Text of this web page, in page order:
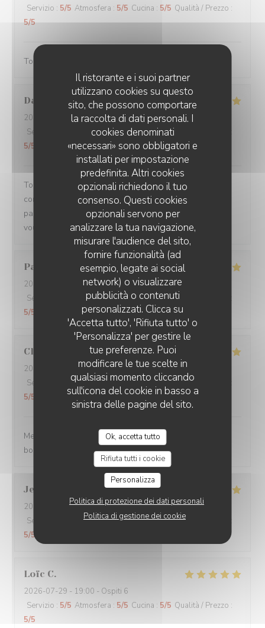
Il ristorante e i suoi partner
utilizzano cookies su questo
sito, che possono comportare
la raccolta di dati personali. I
cookies denominati
«necessari» sono obbligatori e
installati per impostazione
predefinita. Altri cookies
opzionali richiedono il tuo
consenso. Questi cookies
opzionali servono per
analizzare la tua navigazione,
misurare l'audience del sito,
fornire funzionalità (ad
esempio, legate ai social
network) o visualizzare
pubblicità o contenuti
personalizzati. Clicca su
'Accetta tutto', 'Rifiuta tutto' o
'Personalizza' per gestire le
tue preferenze. Puoi
modificare le tue scelte in
qualsiasi momento cliccando
sull'icona del cookie in basso a
sinistra delle pagine del sito.
Ok, accetta tutto
Rifiuta tutti i cookie
Personalizza
Politica di protezione dei dati personali
Politica di gestione dei cookie
Servizio : 5/5 Atmosfera : 5/5 Cucina : 5/5 Qualità / Prezzo :
5/5
Toujours servi avec bonne humeur ! Plats délicieux
Damien C
2026-08-01
- 19:15 - Ospiti 3
Servizio
Atmosfera: 5/5 Cucina:5/5
5/5
Toujours un plaisir de venir dans ce restaurant qui
commence toujours par un accueil chaleureux. Tout est
parfait si service à la cuisine. Ne changez rien Merci à
vous
Pascal
2026-07-31
- 20:45 - Ospiti 2
Servizio
Atmosfera:5/5 Cucina:5/5 Qualità / Prezzo
5/5
Claire
2026-07-30
- 20:30 - Ospiti 4
Servizio
/5 Atmosfera : 5/5 Cucina :5/5 Qualità / Prezzo
5/5
Merci pour tout ! La soirée était super avec une très
bonne cuisine et un personnel au top !
Jean Jacques
2026-07-30
- 19:00 - Ospiti 1
Servizio
Atmosfera:5/5 Cucina:5/5 Qualità / Prezzo
5/5
Loïc C
2026-07-29 - 19:00 - Ospiti 6
Servizio : 5/5 Atmosfera : 5/5 Cucina : 5/5 Qualità / Prezzo :
5/5